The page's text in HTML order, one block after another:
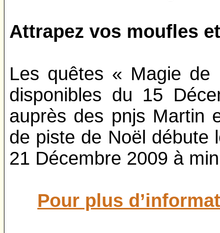
Attrapez vos moufles
Les quêtes « Magie
disponibles du 15
auprès des pnjs Martin
de piste de Noël débute
21 Décembre 2009 à
Pour plus